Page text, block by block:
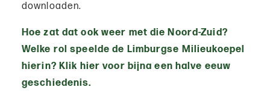
downloaden.
Hoe zat dat ook weer met die Noord-Zuid?
Welke rol speelde de Limburgse Milieukoepel
hierin? Klik hier voor bijna een halve eeuw
geschiedenis.